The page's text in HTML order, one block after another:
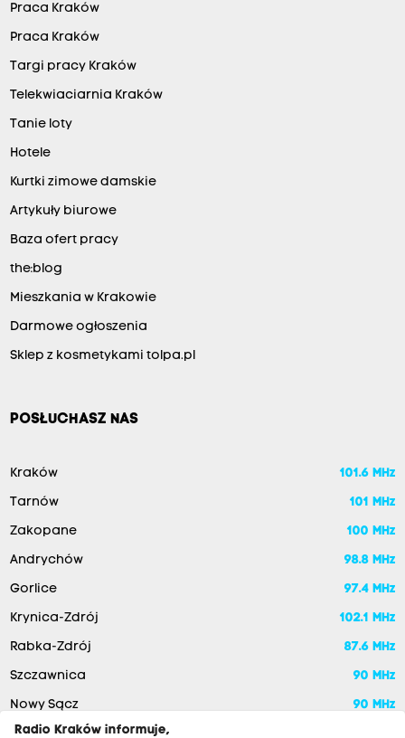
Praca Kraków
Praca Kraków
Targi pracy Kraków
Telekwiaciarnia Kraków
Tanie loty
Hotele
Kurtki zimowe damskie
Artykuły biurowe
Baza ofert pracy
the:blog
Mieszkania w Krakowie
Darmowe ogłoszenia
Sklep z kosmetykami tolpa.pl
POSŁUCHASZ NAS
Kraków 101.6 MHz
Tarnów 101 MHz
Zakopane 100 MHz
Andrychów 98.8 MHz
Gorlice 97.4 MHz
Krynica-Zdrój 102.1 MHz
Rabka-Zdrój 87.6 MHz
Szczawnica 90 MHz
Nowy Sącz
90 MHz
Radio Kraków informuje,